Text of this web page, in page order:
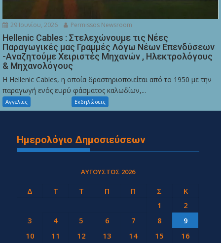
29 Ιουνίου, 2026 Permissos Newsroom
Hellenic Cables : Στελεχώνουμε τις Νέες
Παραγωγικές μας Γραμμές Λόγω Νέων Επενδύσεων
-Αναζητούμε Χειριστές Μηχανών , Ηλεκτρολόγους
& Μηχανολόγους
Η Hellenic Cables, η οποία δραστηριοποιείται από το 1950 με την
παραγωγή ενός ευρύ φάσματος καλωδίων,...
Αγγελιες Εκδηλώσεις
Ημερολόγιο Δημοσιεύσεων
ΑΎΓΟΥΣΤΟΣ 2026
Δ Τ Τ Π Π Σ
Κ
1
2
3
4 5 6 7 8
9
10
11 12 13 14 15
16